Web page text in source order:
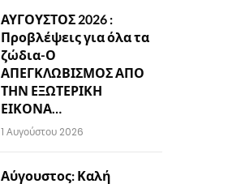
ΑΥΓΟΥΣΤΟΣ 2026 :
Προβλέψεις για όλα τα
ζώδια-Ο
ΑΠΕΓΚΛΩΒΙΣΜΟΣ ΑΠΟ
ΤΗΝ ΕΞΩΤΕΡΙΚΗ
ΕΙΚΟΝΑ…
1 Αυγούστου 2026
Αύγουστος: Καλή